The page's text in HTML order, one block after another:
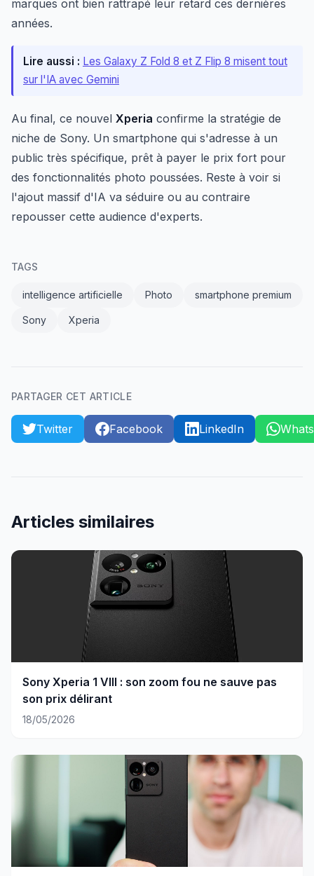
marques ont bien rattrapé leur retard ces dernières
années.
Lire aussi : Les Galaxy Z Fold 8 et Z Flip 8 misent tout
sur l'IA avec Gemini
Au final, ce nouvel Xperia confirme la stratégie de
niche de Sony. Un smartphone qui s'adresse à un
public très spécifique, prêt à payer le prix fort pour
des fonctionnalités photo poussées. Reste à voir si
l'ajout massif d'IA va séduire ou au contraire
repousser cette audience d'experts.
TAGS
intelligence artificielle Photo smartphone premium
Sony Xperia
PARTAGER CET ARTICLE
Twitter Facebook LinkedIn
Articles similaires
Sony Xperia 1 VIII : son zoom fou ne sauve pas
son prix délirant
18/05/2026